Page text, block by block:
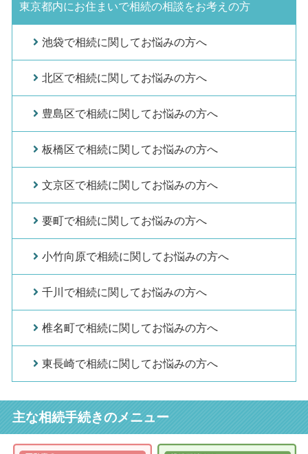
東京都内にお住まいで相続の相談をお考えの方
池袋で相続に関してお悩みの方へ
北区で相続に関してお悩みの方へ
豊島区で相続に関してお悩みの方へ
板橋区で相続に関してお悩みの方へ
文京区で相続に関してお悩みの方へ
要町で相続に関してお悩みの方へ
小竹向原で相続に関してお悩みの方へ
千川で相続に関してお悩みの方へ
椎名町で相続に関してお悩みの方へ
東長崎で相続に関してお悩みの方へ
主な相続手続きのメニュー